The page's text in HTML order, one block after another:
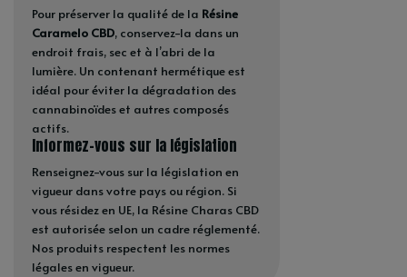
Pour préserver la qualité de la Résine
Caramelo CBD, conservez-la dans un
endroit frais, sec et à l’abri de la
lumière. Un contenant hermétique est
idéal pour éviter la dégradation des
cannabinoïdes et autres composés
actifs.
Informez-vous sur la législation
Renseignez-vous sur la législation en
vigueur dans votre pays ou région. Si
vous résidez en UE, la Résine Charas CBD
est autorisée selon un cadre réglementé.
Nos produits respectent les normes
légales en vigueur.